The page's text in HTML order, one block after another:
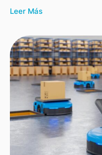
Leer Más